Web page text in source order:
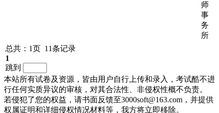
师
事
务
所
总共：1页 11条记录
1
跳到
本站所有试卷及资源，皆由用户自行上传和录入，考试酷不进
行任何实质异议的审核，对其合法性、非侵权性概不负责。
若侵犯了您的权益，请书面反馈至3000soft@163.com，并提供
权属证明和详细侵权情况材料等，我方将立即移除。